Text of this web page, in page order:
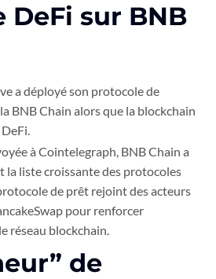
DeFi sur BNB
a déployé son protocole de
BNB Chain alors que la blockchain
à Cointelegraph, BNB Chain a
la liste croissante des protocoles
de prêt rejoint des acteurs
pour renforcer
réseau blockchain.
de